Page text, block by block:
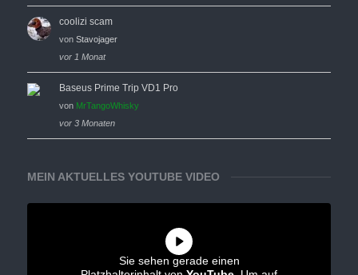
coolizi scam
von Stavojager
vor 1 Monat
Baseus Prime Trip VD1 Pro
von MrTangoWhisky
vor 3 Monaten
MEIN AKTUELLES YOUTUBE VIDEO
Sie sehen gerade einen